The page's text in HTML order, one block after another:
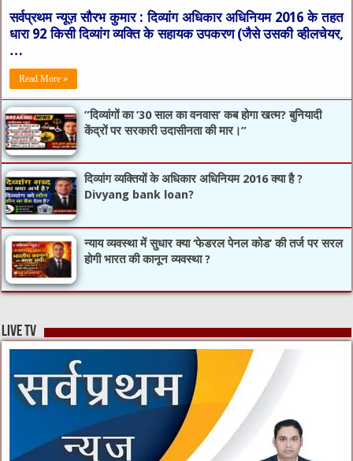
सर्वप्रथम न्यूज़ सौरभ कुमार : दिव्यांग अधिकार अधिनियम 2016 के तहत
धारा 92 किसी दिव्यांग व्यक्ति के सहायक उपकरण (जैसे उसकी व्हीलचेयर,
…
Read More »
​”दिव्यांगों का ’30 साल का वनवास’ कब होगा खत्म? बुनियादी
केंद्रों पर सरकारी उदासीनता की मार।”
दिव्यांग व्यक्तियों के अधिकार अधिनियम 2016 क्या है ?
Divyang bank loan?
न्याय व्यवस्था में सुधार क्या ‘फेडरल पेनल कोड’ की तर्ज पर सरल
होगी भारत की कानून व्यवस्था ?
live tv